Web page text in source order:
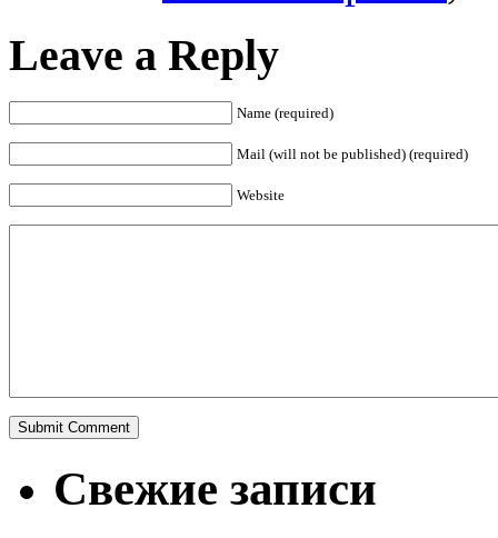
Leave a Reply
Name (required)
Mail (will not be published) (required)
Website
Свежие записи